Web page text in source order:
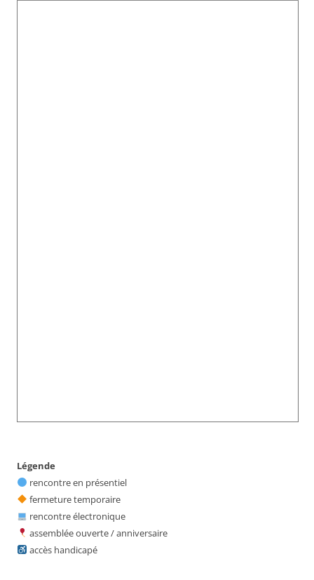
Légende
rencontre en présentiel
fermeture temporaire
rencontre électronique
assemblée ouverte / anniversaire
accès handicapé